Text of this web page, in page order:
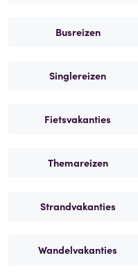
Busreizen
Singlereizen
Fietsvakanties
Themareizen
Strandvakanties
Wandelvakanties